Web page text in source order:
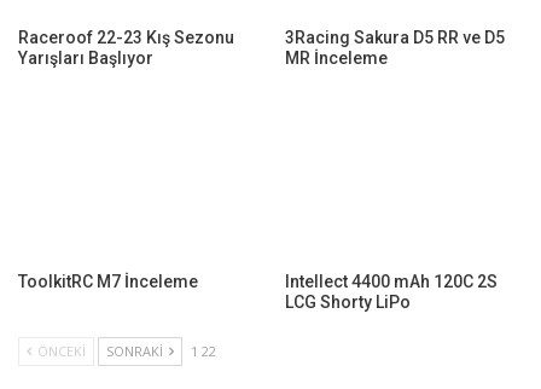
Raceroof 22-23 Kış Sezonu
Yarışları Başlıyor
3Racing Sakura D5 RR ve D5
MR İnceleme
ToolkitRC M7 İnceleme
Intellect 4400 mAh 120C 2S
LCG Shorty LiPo
ÖNCEKI SONRAKI 1 22